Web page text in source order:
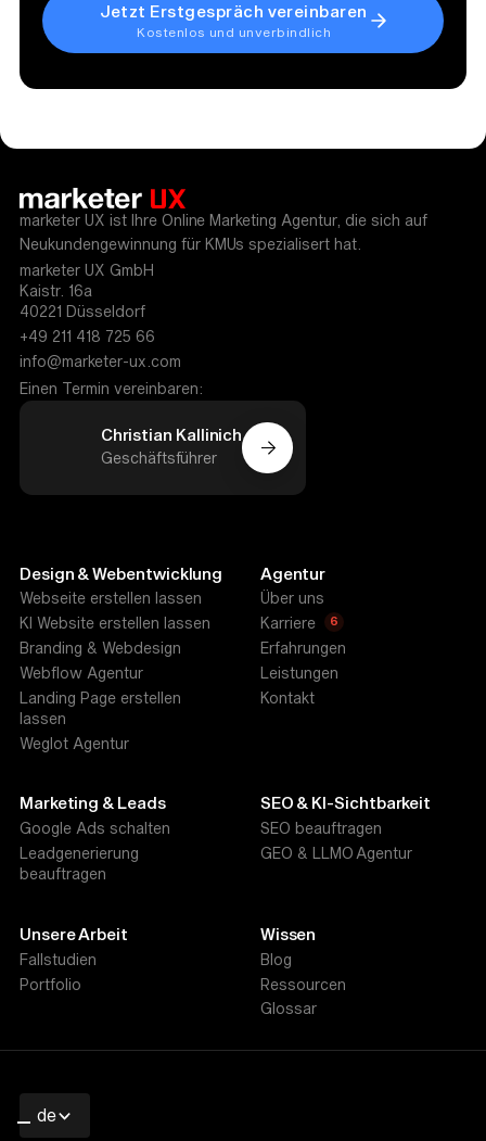
Jetzt Erstgespräch vereinbaren
Kostenlos und unverbindlich
marketer UX ist Ihre Online Marketing Agentur, die sich auf
Neukundengewinnung für KMUs spezialisert hat.
marketer UX GmbH
Kaistr. 16a
40221 Düsseldorf
+49 211 418 725 66
info@marketer-ux.com
Einen Termin vereinbaren:
Christian Kallinich
Geschäftsführer
Design & Webentwicklung
Webseite erstellen lassen
KI Website erstellen lassen
Branding & Webdesign
Webflow Agentur
Landing Page erstellen
lassen
Weglot Agentur
Marketing & Leads
Google Ads schalten
Leadgenerierung
beauftragen
SEO & KI-Sichtbarkeit
SEO beauftragen
GEO & LLMO Agentur
Agentur
Über uns
Karriere
6
Erfahrungen
Leistungen
Kontakt
Unsere Arbeit
Fallstudien
Portfolio
Wissen
Blog
Ressourcen
Glossar
de